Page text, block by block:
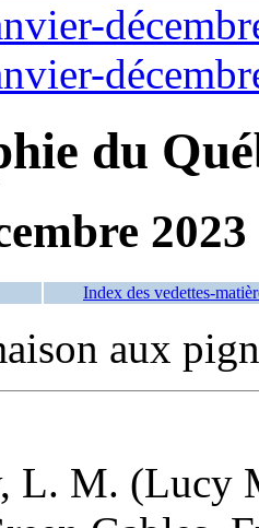
du
2023
Index des vedettes-
aux
L. M. (Lucy